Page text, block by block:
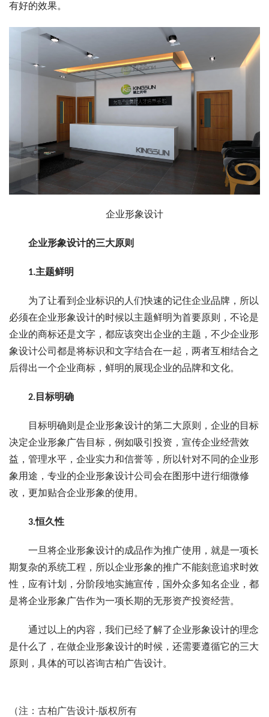
有好的效果。
企业形象设计
企业形象设计的三大原则
1.主题鲜明
为了让看到企业标识的人们快速的记住企业品牌，所以
必须在企业形象设计的时候以主题鲜明为首要原则，不论是
企业的商标还是文字，都应该突出企业的主题，不少企业形
象设计公司都是将标识和文字结合在一起，两者互相结合之
后得出一个企业商标，鲜明的展现企业的品牌和文化。
2.目标明确
目标明确则是企业形象设计的第二大原则，企业的目标
决定企业形象广告目标，例如吸引投资，宣传企业经营效
益，管理水平，企业实力和信誉等，所以针对不同的企业形
象用途，专业的企业形象设计公司会在图形中进行细微修
改，更加贴合企业形象的使用。
3.恒久性
一旦将企业形象设计的成品作为推广使用，就是一项长
期复杂的系统工程，所以企业形象的推广不能刻意追求时效
性，应有计划，分阶段地实施宣传，国外众多知名企业，都
是将企业形象广告作为一项长期的无形资产投资经营。
通过以上的内容，我们已经了解了企业形象设计的理念
是什么了，在做企业形象设计的时候，还需要遵循它的三大
原则，具体的可以咨询古柏广告设计。
（注：古柏广告设计-版权所有